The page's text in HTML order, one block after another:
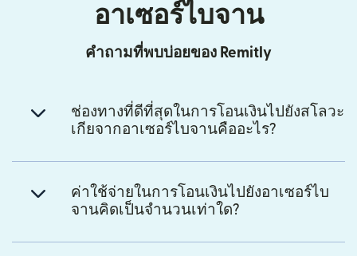
อาเซอร์ไบจาน
คำถามที่พบบ่อยของ Remitly
ช่องทางที่ดีที่สุดในการโอนเงินไปยังสโลวะ
เกียจากอาเซอร์ไบจานคืออะไร?
ค่าใช้จ่ายในการโอนเงินไปยังอาเซอร์ไบ
จานคิดเป็นจำนวนเท่าใด?